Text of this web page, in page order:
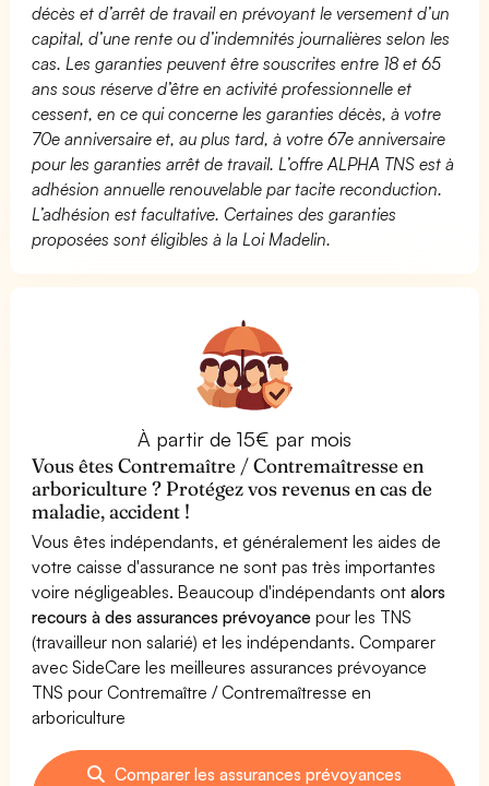
décès et d’arrêt de travail en prévoyant le versement d’un
capital, d’une rente ou d’indemnités journalières selon les
cas. Les garanties peuvent être souscrites entre 18 et 65
ans sous réserve d’être en activité professionnelle et
cessent, en ce qui concerne les garanties décès, à votre
70e anniversaire et, au plus tard, à votre 67e anniversaire
pour les garanties arrêt de travail. L’offre ALPHA TNS est à
adhésion annuelle renouvelable par tacite reconduction.
L’adhésion est facultative. Certaines des garanties
proposées sont éligibles à la Loi Madelin.
À partir de 15€ par mois
Vous êtes Contremaître / Contremaîtresse en
arboriculture ? Protégez vos revenus en cas de
maladie, accident !
Vous êtes indépendants, et généralement les aides de
votre caisse d'assurance ne sont pas très importantes
voire négligeables. Beaucoup d'indépendants ontalors
recours à des assurances prévoyance pour les TNS
(travailleur non salarié) et les indépendants. Comparer
avec SideCare les meilleures assurances prévoyance
TNS pour Contremaître / Contremaîtresse en
arboriculture
Comparer les assurances prévoyances